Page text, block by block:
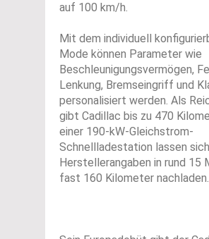
auf 100 km/h.
Mit dem individuell
Mode können Parameter wie
Beschleunigungsvermögen,
Lenkung, Bremseingriff und
personalisiert werden. Als
gibt Cadillac bis zu 470
einer 190-kW-Gleichstrom-
Schnellladestation lassen
Herstellerangaben in rund 15
fast 160 Kilometer nachladen.